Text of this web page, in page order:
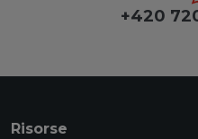
+420
Risorse